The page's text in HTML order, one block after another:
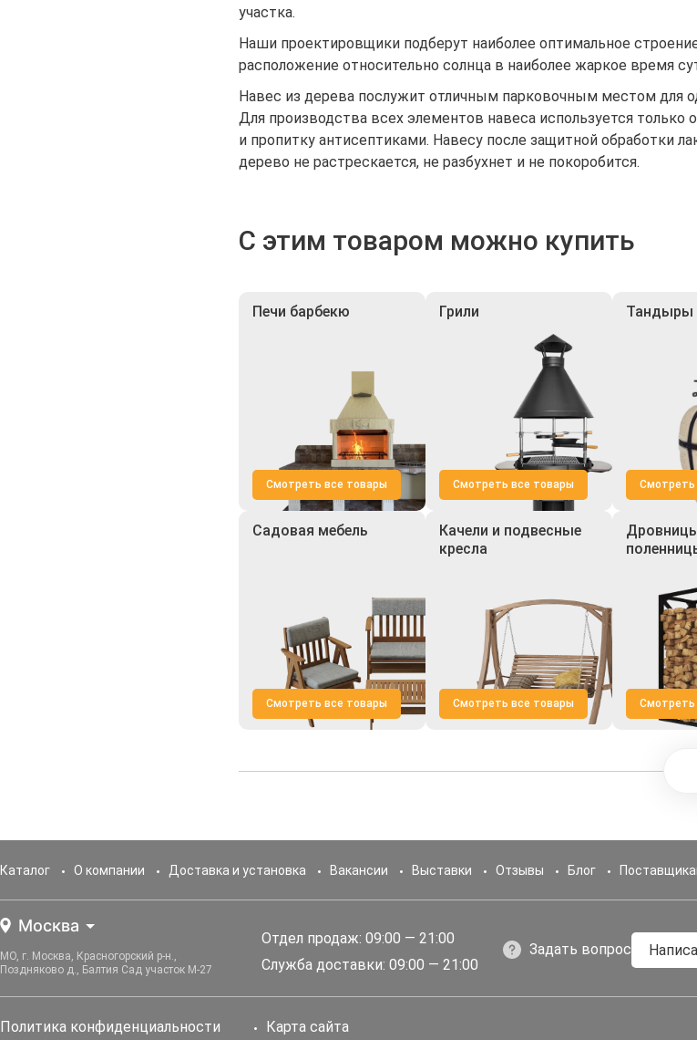
участка.
Наши проектировщики подберут наиболее оптимальное
расположение относительно солнца в наиболее жаркое время
Навес из дерева послужит отличным парковочным местом для
Для производства всех элементов навеса используется
и пропитку антисептиками. Навесу после защитной
дерево не растрескается, не разбухнет и не покоробится.
С этим товаром можно купить
Печи барбекю
Смотреть все товары
Грили
Смотреть все товары
Тандыры
Смотреть
Садовая мебель
Смотреть все товары
Качели и подвесные
кресла
Смотреть все товары Смотреть
Каталог О компании Доставка и установка Вакансии Выставки Отзывы Блог
Москва
МО, г. Москва, Красногорский р-н.,
Поздняково д., Балтия Сад участок М-27
Отдел продаж: 09:00 — 21:00
Служба доставки: 09:00 — 21:00
Задать вопрос
Политика конфиденциальности Карта сайта